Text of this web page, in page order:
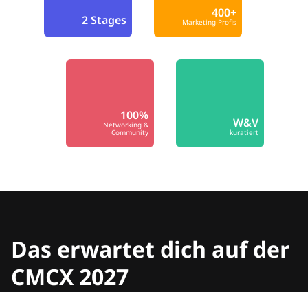
2 Stages 400+
Marketing-Profis
100%
Networking &
Community
W&V
kuratiert
Das erwartet dich auf der
CMCX 2027